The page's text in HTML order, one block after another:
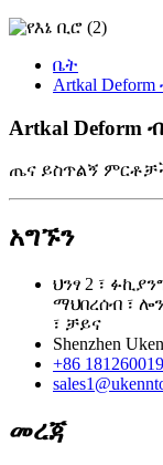
ቤት
Artkal
Artkal Deform
ጤና ይስጥልኝ
አግኙን
ህንፃ 2 ፣
ማህበረሰብ ፣
፣ ቻይና
Shenzhen
+86
መረጃ